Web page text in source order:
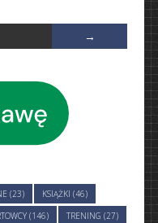
(23)
KSIĄŻKI (46)
(146)
TRENING (27)